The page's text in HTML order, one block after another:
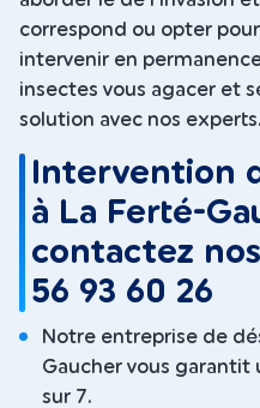
correspond ou opter
intervenir en
insectes vous agacer et
solution avec nos experts.
Intervention
à La Ferté-
contactez
56 93 60 26
Notre entreprise de
Gaucher vous garantit
sur 7.